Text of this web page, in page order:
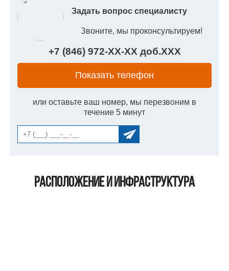
Задать вопрос специалисту
Звоните, мы проконсультируем!
+7 (846) 972-XX-XX доб.XXX
Показать телефон
или оставьте ваш номер, мы перезвоним в
течение 5 минут
Расположение и инфраструктура